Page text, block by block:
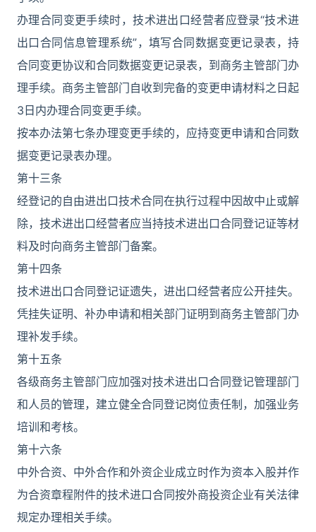
办理合同变更手续时，技术进出口经营者应登录“技术进
出口合同信息管理系统”，填写合同数据变更记录表，持
合同变更协议和合同数据变更记录表，到商务主管部门办
理手续。商务主管部门自收到完备的变更申请材料之日起
3日内办理合同变更手续。
按本办法第七条办理变更手续的，应持变更申请和合同数
据变更记录表办理。
第十三条
经登记的自由进出口技术合同在执行过程中因故中止或解
除，技术进出口经营者应当持技术进出口合同登记证等材
料及时向商务主管部门备案。
第十四条
技术进出口合同登记证遗失，进出口经营者应公开挂失。
凭挂失证明、补办申请和相关部门证明到商务主管部门办
理补发手续。
第十五条
各级商务主管部门应加强对技术进出口合同登记管理部门
和人员的管理，建立健全合同登记岗位责任制，加强业务
培训和考核。
第十六条
中外合资、中外合作和外资企业成立时作为资本入股并作
为合资章程附件的技术进口合同按外商投资企业有关法律
规定办理相关手续。